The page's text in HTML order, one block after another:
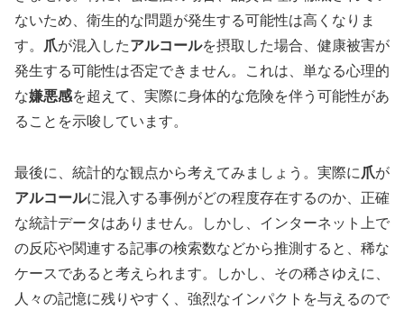
ないため、衛生的な問題が発生する可能性は高くなりま
す。
爪が混入したアルコールを摂取した場合、健康被害が
発生する可能性は否定できません。これは、単なる心理的
な嫌悪感を超えて、実際に身体的な危険を伴う可能性があ
ることを示唆しています。
最後に、統計的な観点から考えてみましょう。実際に 爪が
アルコールに混入する事例がどの程度存在するのか、正確
な統計データはありません。しかし、インターネット上で
の反応や関連する記事の検索数などから推測すると、稀な
ケースであると考えられます。しかし、その稀さゆえに、
人々の記憶に残りやすく、強烈なインパクトを与えるので